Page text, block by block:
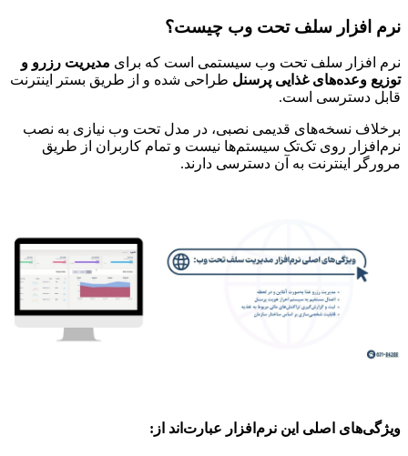
نرم افزار سلف تحت وب چیست؟
نرم افزار سلف تحت وب سیستمی است که برای مدیریت رزرو و
توزیع وعده‌های غذایی پرسنل طراحی شده و از طریق بستر اینترنت
قابل دسترسی است.
برخلاف نسخه‌های قدیمی نصبی، در مدل تحت وب نیازی به نصب
نرم‌افزار روی تک‌تک سیستم‌ها نیست و تمام کاربران از طریق
مرورگر اینترنت به آن دسترسی دارند.
ویژگی‌های اصلی این نرم‌افزار عبارت‌اند از: